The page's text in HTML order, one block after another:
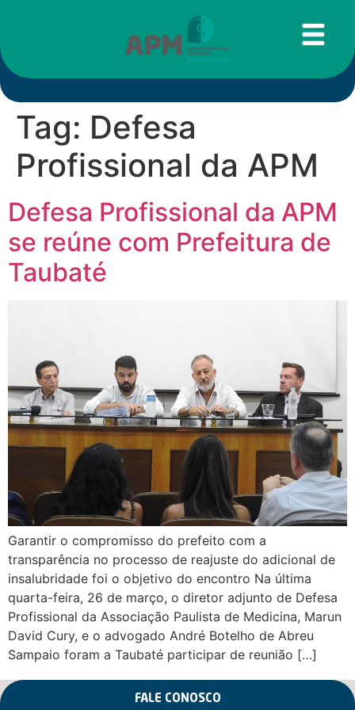
Tag: Defesa
Profissional da APM
Defesa Profissional da APM
se reúne com Prefeitura de
Taubaté
Garantir o compromisso do prefeito com a
transparência no processo de reajuste do adicional de
insalubridade foi o objetivo do encontro Na última
quarta-feira, 26 de março, o diretor adjunto de Defesa
Profissional da Associação Paulista de Medicina, Marun
David Cury, e o advogado André Botelho de Abreu
Sampaio foram a Taubaté participar de reunião […]
FALE CONOSCO